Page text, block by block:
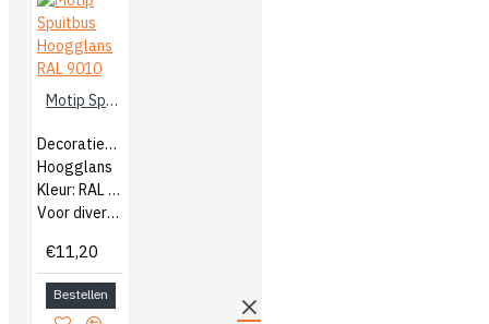
Motip Spuitbus Hoogglans RAL 9010
Decoratieve lak
Hoogglans
Kleur: RAL 9010
Voor diverse ondergronden
€11,20
Bestellen